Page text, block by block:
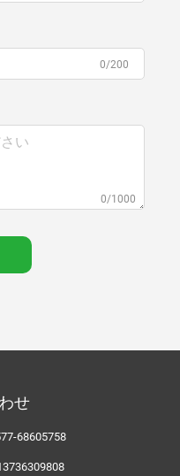
0/200
0/1000
せ
68605758